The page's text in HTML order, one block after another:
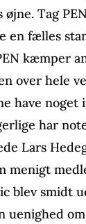
Tag
en fælles
kæmper
over hele
have noget
har
Lars
menigt
blev smidt
uenighed om